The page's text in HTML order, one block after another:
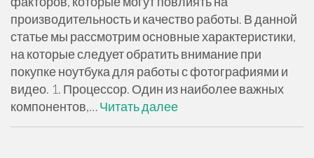
производительность и качество работы. В данной
статье мы рассмотрим основные характеристики,
на которые следует обратить внимание при
покупке ноутбука для работы с фотографиями и
видео. 1. Процессор. Один из наиболее важных
компонентов,…Читать далее